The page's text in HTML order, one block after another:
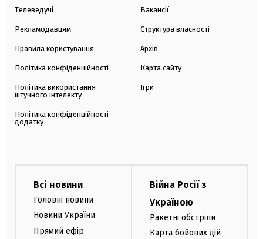
Телеведучі
Рекламодавцям
Правила користування
Політика конфіденційності
Політика використання
штучного інтелекту
Політика конфіденційності
додатку
Вакансії
Структура власності
Архів
Карта сайту
Ігри
Всі новини
Головні новини
Новини України
Прямий ефір
Війна Росії з
Україною
Ракетні обстріли
Карта бойових дій